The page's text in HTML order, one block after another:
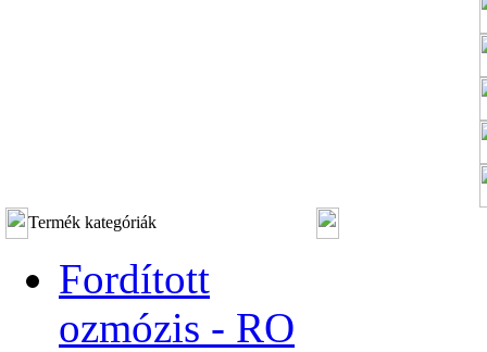
Termék kategóriák
Fordított
ozmózis - RO